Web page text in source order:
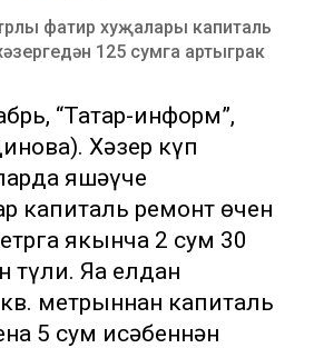
фатир хуҗалары капиталь
125 сумга артыграк
“Татар-информ”,
Хәзер күп
яшәүче
капиталь ремонт өчен
якынча 2 сум 30
түли. Яңа елдан
метрыннан капиталь
5 сум исәбеннән